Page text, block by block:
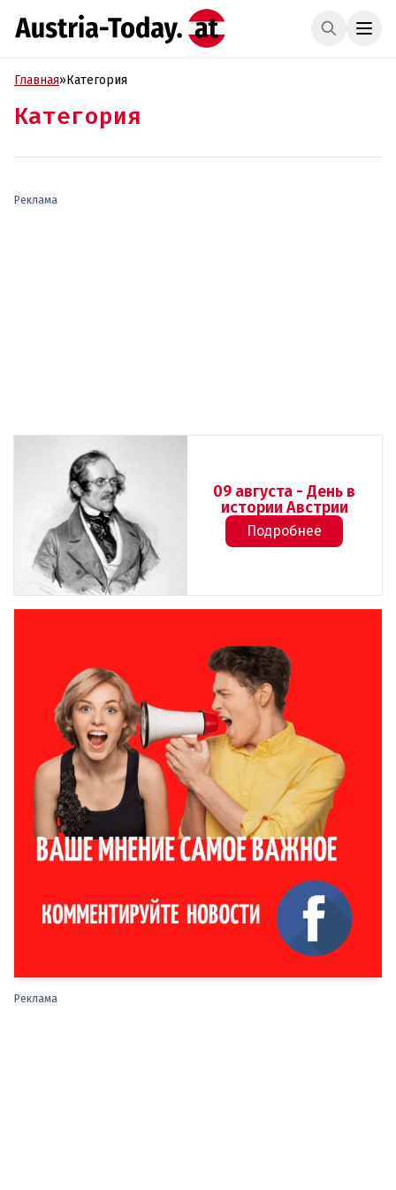
Главная»Категория
Категория
Реклама
09 августа - День в
истории Австрии
Подробнее
Реклама